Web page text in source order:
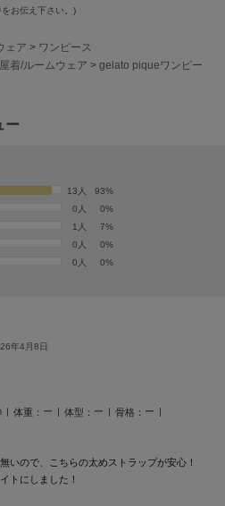
グ
お伝え下さい。)
ェア > ワンピース
着/ルームウェア > gelato piqueワンピー
ー
13人
93%
0人
0%
1人
7%
0人
0%
0人
0%
年4月8日
体重： ー 体型： ー 骨格： ー
いので、こちらの太めストラップが安心！
トにしました！